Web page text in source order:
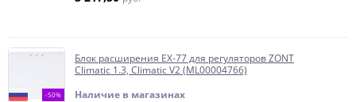
-50%
Блок расширения EX-77 для регуляторов ZONT
Climatic 1.3, Climatic V2 (ML00004766)
Наличие в магазинах